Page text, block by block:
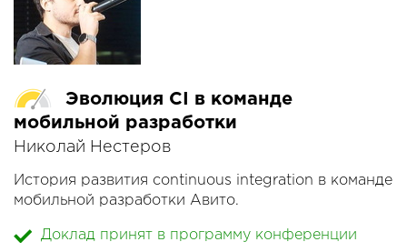
Ответы на эти и другие вопросы под катом.
Эволюция CI в команде
мобильной разработки
Николай Нестеров
История развития continuous integration в команде
мобильной разработки Авито.
Доклад принят в программу конференции